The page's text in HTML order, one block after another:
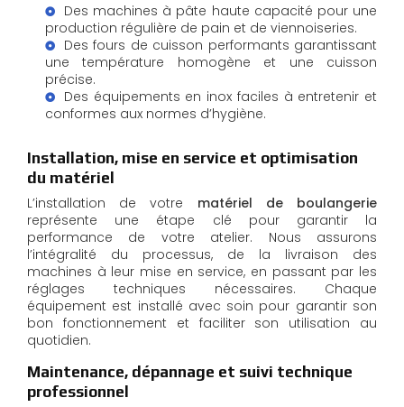
Des machines à pâte haute capacité pour une
production régulière de pain et de viennoiseries.
Des fours de cuisson performants garantissant
une température homogène et une cuisson
précise.
Des équipements en inox faciles à entretenir et
conformes aux normes d’hygiène.
Installation, mise en service et optimisation
du matériel
L’installation de votre matériel de boulangerie
représente une étape clé pour garantir la
performance de votre atelier. Nous assurons
l’intégralité du processus, de la livraison des
machines à leur mise en service, en passant par les
réglages techniques nécessaires. Chaque
équipement est installé avec soin pour garantir son
bon fonctionnement et faciliter son utilisation au
quotidien.
Maintenance, dépannage et suivi technique
professionnel